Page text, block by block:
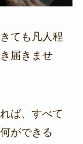
ても凡人程
届きませ
ば、すべて
ができる